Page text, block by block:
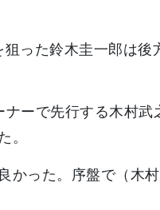
った鈴木圭一郎は後
ーで先行する木村武
。
かった。序盤で（木